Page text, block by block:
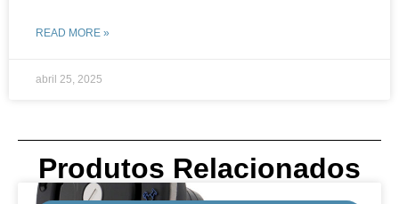
READ MORE »
abril 25, 2025
Produtos Relacionados